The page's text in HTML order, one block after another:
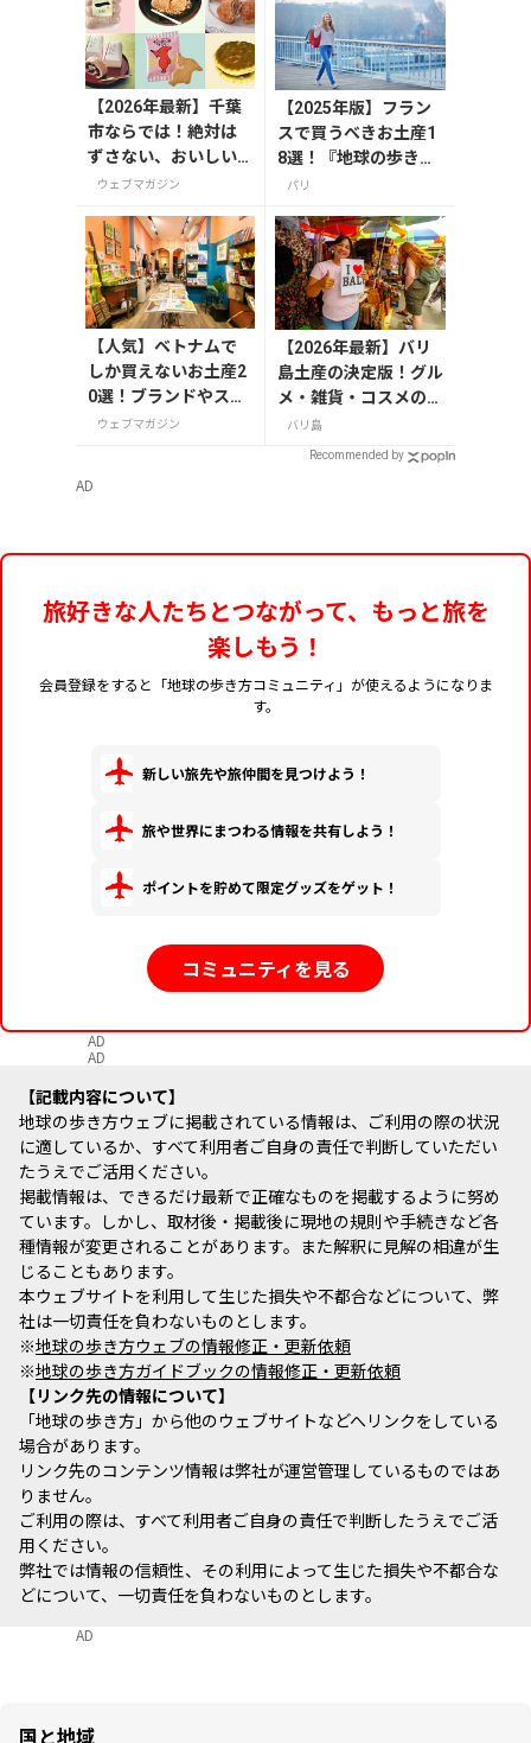
【2026年最新】千葉
市ならでは！絶対は
ずさない、おいしい
お土産10選
ウェブマガジン
【2025年版】フラン
スで買うべきお土産1
8選！『地球の歩き
方』編集者おすすめの
介
パリ
【人気】ベトナムで
しか買えないお土産2
0選！ブランドやスー
パーのお菓子や雑貨
ウェブマガジン
【2026年最新】バリ
島土産の決定版！グル
メ・雑貨・コスメのお
すすめ20選
バリ島
Recommended by
AD
旅好きな人たちとつながって、もっと旅を
楽しもう！
会員登録をすると「地球の歩き方コミュニティ」が使えるようになりま
す。
新しい旅先や旅仲間を見つけよう！
旅や世界にまつわる情報を共有しよう！
ポイントを貯めて限定グッズをゲット！
コミュニティを見る
AD
AD
記載内容について
地球の歩き方ウェブに掲載されている情報は、ご利用の際の状況
に適しているか、すべて利用者ご自身の責任で判断していただい
たうえでご活用ください。
掲載情報は、できるだけ最新で正確なものを掲載するように努め
ています。しかし、取材後・掲載後に現地の規則や手続きなど各
種情報が変更されることがあります。また解釈に見解の相違が生
じることもあります。
本ウェブサイトを利用して生じた損失や不都合などについて、弊
社は一切責任を負わないものとします。
※地球の歩き方ウェブの情報修正・更新依頼
※地球の歩き方ガイドブックの情報修正・更新依頼
リンク先の情報について
「地球の歩き方」から他のウェブサイトなどへリンクをしている
場合があります。
リンク先のコンテンツ情報は弊社が運営管理しているものではあ
りません。
ご利用の際は、すべて利用者ご自身の責任で判断したうえでご活
用ください。
弊社では情報の信頼性、その利用によって生じた損失や不都合な
どについて、一切責任を負わないものとします。
AD
国と地域